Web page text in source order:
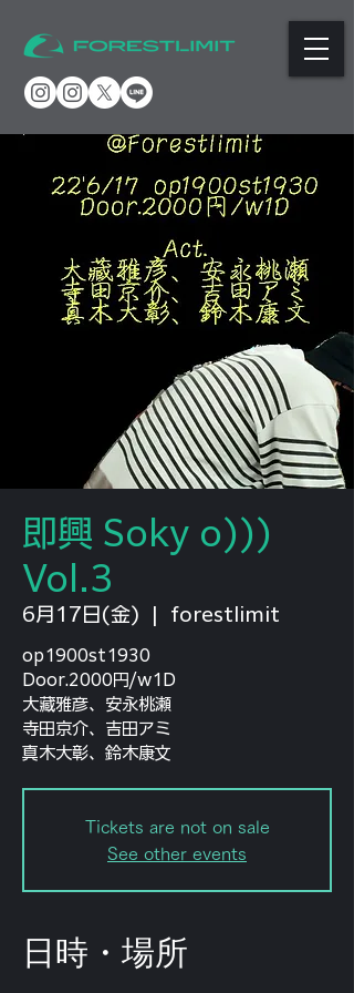
即興 Soky o)))
Vol.3
6月17日(金) forestlimit
op1900st1930
Door.2000円/w1D
大藏雅彦、安永桃瀬
寺田京介、吉田アミ
真木大彰、鈴木康文
Tickets are not on sale
See other events
日時・場所